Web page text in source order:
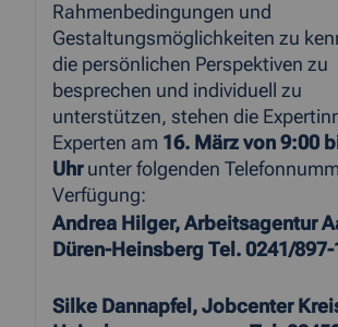
Rahmenbedingungen und
Gestaltungsmöglichkeiten zu
die persönlichen Perspektiven zu
besprechen und individuell zu
unterstützen, stehen die
Experten am 16. März von 9:00
Uhrunter folgenden
Verfügung:
Andrea Hilger, Arbeitsagentur
Düren-Heinsberg Tel. 0241/
Silke Dannapfel, Jobcenter